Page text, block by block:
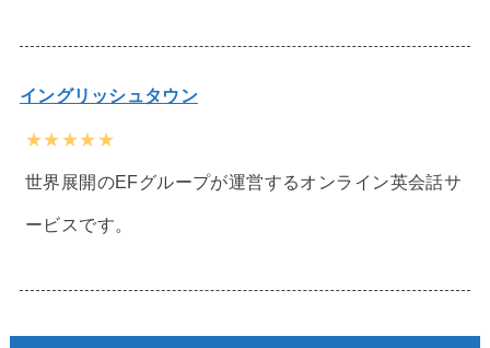
イングリッシュタウン
★★★★★
世界展開のEFグループが運営するオンライン英会話サ
ービスです。